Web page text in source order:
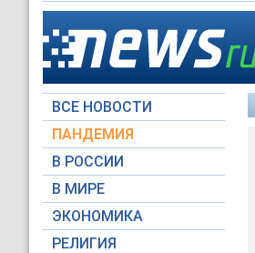
ВСЕ НОВОСТИ
ПАНДЕМИЯ
В РОССИИ
В МИРЕ
ЭКОНОМИКА
РЕЛИГИЯ